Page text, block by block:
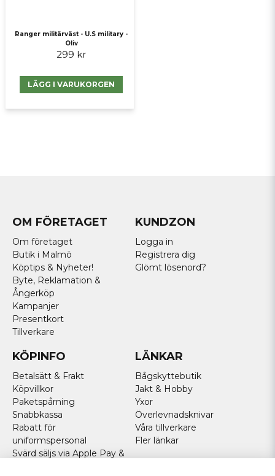
Ranger militärväst - U.S military -
Oliv
299 kr
LÄGG I VARUKORGEN
OM FÖRETAGET
Om företaget
Butik i Malmö
Köptips & Nyheter!
Byte, Reklamation &
Ångerköp
Kampanjer
Presentkort
Tillverkare
KUNDZON
Logga in
Registrera dig
Glömt lösenord?
KÖPINFO
Betalsätt & Frakt
Köpvillkor
Paketspårning
Snabbkassa
Rabatt för
uniformspersonal
Svärd säljs via Apple Pay &
LÄNKAR
Bågskyttebutik
Jakt & Hobby
Yxor
Överlevnadsknivar
Våra tillverkare
Fler länkar